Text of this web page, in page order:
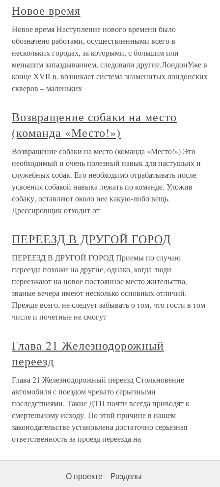
Новое время
Новое время Наступление нового времени было
обозначено работами, осуществленными всего в
нескольких городах, за которыми, с большим или
меньшим запаздыванием, следовали другие.ЛондонУже в
конце XVII в. возникает система знаменитых лондонских
скверов – маленьких
Возвращение собаки на место
(команда «Место!»)
Возвращение собаки на место (команда «Место!») Это
необходимый и очень полезный навык для пастушьих и
служебных собак. Его необходимо отрабатывать после
усвоения собакой навыка лежать по команде. Уложив
собаку, оставляют около нее какую-либо вещь.
Дрессировщик отходит от
ПЕРЕЕЗД В ДРУГОЙ ГОРОД
ПЕРЕЕЗД В ДРУГОЙ ГОРОД Приемы по случаю
переезда похожи на другие, однако, когда люди
переезжают на новое постоянное место жительства,
званые вечера имеют несколько основных отличий.
Прежде всего, не следует забывать о том, что гости в том
числе и почетные не смогут
Глава 21 Железнодорожный
переезд
Глава 21 Железнодорожный переезд Столкновение
автомобиля с поездом чревато серьезными
последствиями. Такие ДТП почти всегда приводят к
смертельному исходу. По этой причине в нашем
законодательстве установлена достаточно серьезная
ответственность за проезд переезда на
О проекте Разделы